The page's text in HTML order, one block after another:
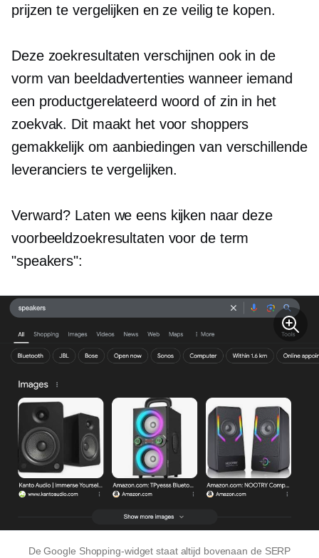
prijzen te vergelijken en ze veilig te kopen.
Deze zoekresultaten verschijnen ook in de
vorm van beeldadvertenties wanneer iemand
een productgerelateerd woord of zin in het
zoekvak. Dit maakt het voor shoppers
gemakkelijk om aanbiedingen van verschillende
leveranciers te vergelijken.
Verward? Laten we eens kijken naar deze
voorbeeldzoekresultaten voor de term
"speakers":
De Google Shopping-widget staat altijd bovenaan de SERP